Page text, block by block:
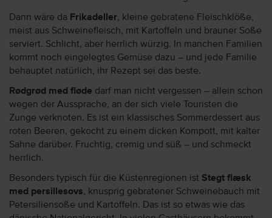
Dann wäre da Frikadeller, kleine gebratene Fleischklöße,
meist aus Schweinefleisch, mit Kartoffeln und brauner Soße
serviert. Schlicht, aber herrlich würzig. In manchen Familien
kommt noch eingelegtes Gemüse dazu – und jede Familie
behauptet natürlich, ihr Rezept sei das beste.
Rødgrød med fløde darf man nicht vergessen – allein schon
wegen der Aussprache, an der sich viele Touristen die
Zunge verknoten. Es ist ein klassisches Sommerdessert aus
roten Beeren, gekocht zu einem dicken Kompott, mit kalter
Sahne darüber. Fruchtig, cremig und süß – und schmeckt
herrlich.
Besonders typisch für die Küstenregionen ist Stegt flæsk
med persillesovs, knusprig gebratener Schweinebauch mit
Petersiliensoße und Kartoffeln. Das ist so etwas wie das